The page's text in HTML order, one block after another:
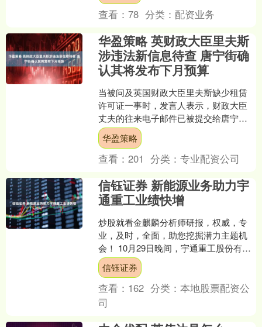
查看：78 分类： 配资业务
华盈策略 英财政大臣里夫斯
涉违法新信息待查 唐宁街确
认其将发布下月预算
当被问及英国财政大臣里夫斯缺少租赁
许可证一事时，发言人表示，财政大臣
丈夫的往来电子邮件已被提交给唐宁街
10号，并已转交给政府的独立道德顾
问。 据报道，预计这些电....
华盈策略
查看：201 分类：专业配资公司
信钰证券 新能源业务助力宇
通重工业绩快增
炒股就看金麒麟分析师研报，权威，专
业，及时，全面，助您挖掘潜力主题机
会！ 10月29日晚间，宇通重工股份有限
公司（以下简称“宇通重工”）披露2025年
三季报。今....
信钰证券
查看： 162 分类：本地股票配资公
司